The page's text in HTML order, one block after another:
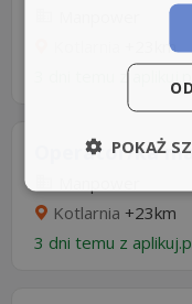
+23km
3 dni temu z
Operator/ka
Kotlarnia +23km
3 dni temu z
POKAŻ